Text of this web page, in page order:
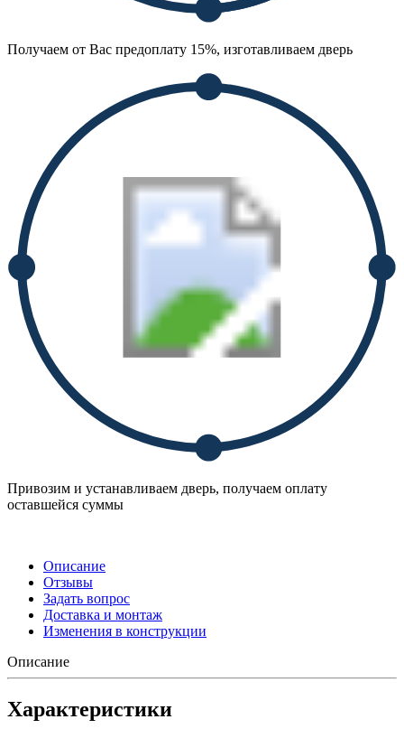
Получаем от Вас предоплату 15%, изготавливаем дверь
Привозим и устанавливаем дверь, получаем оплату
оставшейся суммы
Описание
Отзывы
Задать вопрос
Доставка и монтаж
Изменения в конструкции
Описание
Характеристики